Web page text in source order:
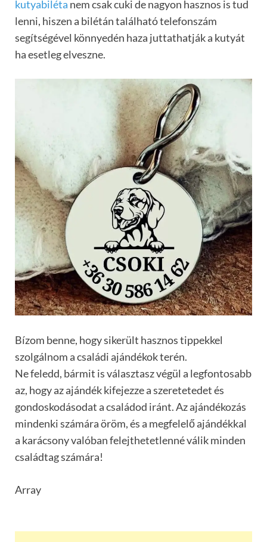
kutyabiléta nem csak cuki de nagyon hasznos is tud
lenni, hiszen a bilétán található telefonszám
segítségével könnyedén haza juttathatják a kutyát
ha esetleg elveszne.
Bízom benne, hogy sikerült hasznos tippekkel
szolgálnom a családi ajándékok terén.
Ne feledd, bármit is választasz végül a legfontosabb
az, hogy az ajándék kifejezze a szeretetedet és
gondoskodásodat a családod iránt. Az ajándékozás
mindenki számára öröm, és a megfelelő ajándékkal
a karácsony valóban felejthetetlenné válik minden
családtag számára!
Array